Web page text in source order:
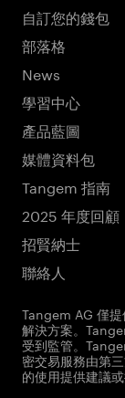
自訂您的錢包
部落格
News
學習中心
產品藍圖
媒體資料包
Tangem 指南
2025 年度回顧
招賢納士
聯絡人
Tangem AG 僅
解決方案。
受到監管。
密交易服務由第
的使用提供建議或